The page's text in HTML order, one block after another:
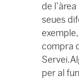
de
seues
compra
per al